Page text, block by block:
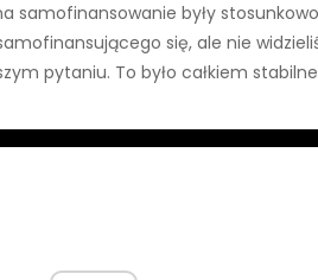
samofinansowanie były
się, ale nie
pytaniu. To było całkiem